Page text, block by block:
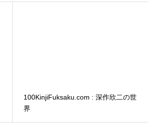
100KinjiFuksaku.com : 深作欣二の世
界